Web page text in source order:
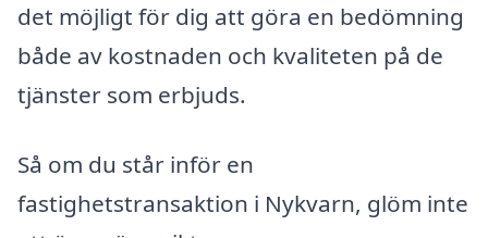
det möjligt för dig att göra en bedömning
både av kostnaden och kvaliteten på de
tjänster som erbjuds.
Så om du står inför en
fastighetstransaktion i Nykvarn, glöm inte